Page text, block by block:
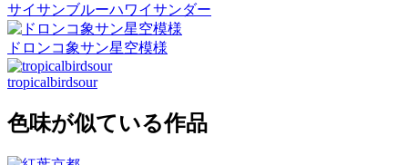
サイサンブルーハワイサンダー
ドロンコ象サン星空模様
tropicalbirdsour
色味が似ている作品